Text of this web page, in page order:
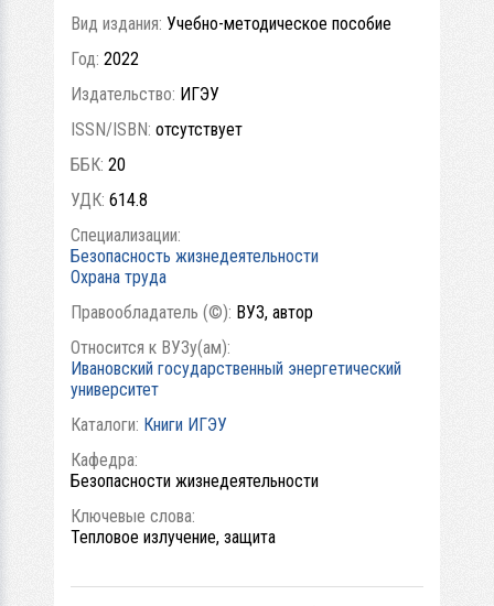
Вид издания: Учебно-методическое пособие
Год: 2022
Издательство: ИГЭУ
ISSN/ISBN: отсутствует
ББК: 20
УДК: 614.8
Специализации:
Безопасность жизнедеятельности
Охрана труда
Правообладатель (©): ВУЗ, автор
Относится к ВУЗу(ам):
Ивановский государственный энергетический
университет
Каталоги: Книги ИГЭУ
Кафедра:
Безопасности жизнедеятельности
Ключевые слова:
Тепловое излучение, защита